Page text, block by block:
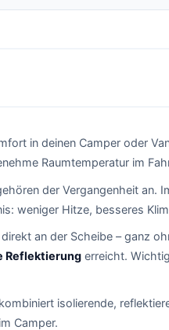
in deinen Camper oder
Raumtemperatur im
der Vergangenheit an.
weniger Hitze, besseres
an der Scheibe – ganz
Reflektierung erreicht.
isolierende,
Camper.